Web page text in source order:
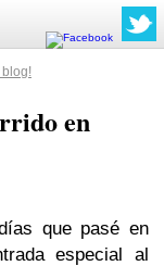
blog!
en
que pasé en
especial al